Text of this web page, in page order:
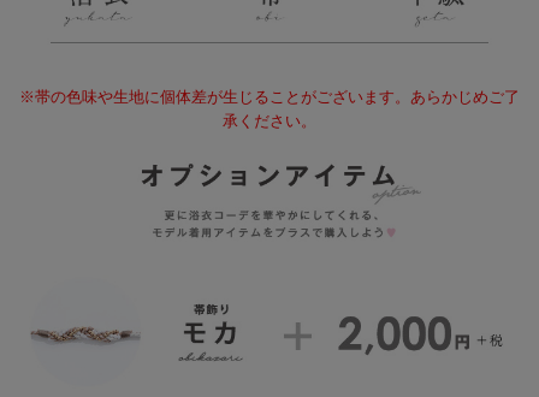
※帯の色味や生地に個体差が生じることがございます。あらかじめご了
承ください。